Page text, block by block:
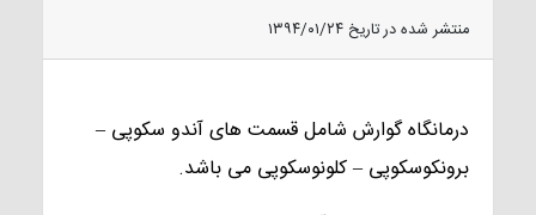
منتشر شده در تاریخ ۱۳۹۴/۰۱/۲۴
درمانگاه گوارش شامل قسمت های آندو سکوپی –
برونکوسکوپی – کلونوسکوپی می باشد.